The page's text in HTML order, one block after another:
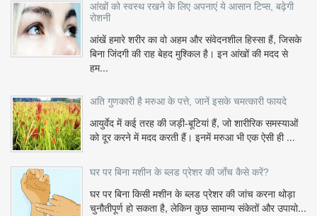
आंखों को स्वस्थ रखने के लिए अपनाएं ये आसान टिप्स, बढ़ेगी
रोशनी
आंखें हमारे शरीर का वो अहम और संवेदनशील हिस्सा हैं, जिसके
बिना जिंदगी की राह बेहद मुश्किल है। इन आंखों की मदद से
हम...
अति गुणकारी है मरुआ के पत्ते, जानें इसके चमत्कारी फायदे
आयुर्वेद में कई तरह की जड़ी-बूटियां हैं, जो शारीरिक समस्याओं
को दूर करने में मदद करती हैं। इनमें मरुआ भी एक ऐसी ही ...
घर पर बिना मशीन के ब्लड प्रेशर की जाँच कैसे करें?
घर पर बिना किसी मशीन के ब्लड प्रेशर की जांच करना थोड़ा
चुनौतीपूर्ण हो सकता है, लेकिन कुछ सामान्य संकेतों और उपायो...